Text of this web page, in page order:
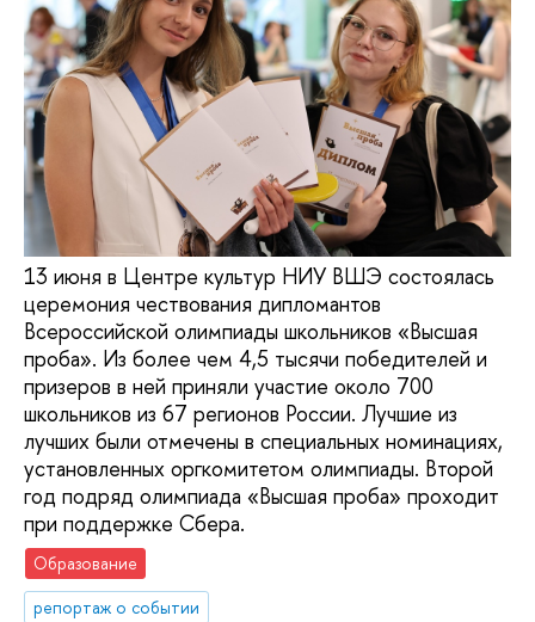
13 июня в Центре культур НИУ ВШЭ состоялась
церемония чествования дипломантов
Всероссийской олимпиады школьников «Высшая
проба». Из более чем 4,5 тысячи победителей и
призеров в ней приняли участие около 700
школьников из 67 регионов России. Лучшие из
лучших были отмечены в специальных номинациях,
установленных оргкомитетом олимпиады. Второй
год подряд олимпиада «Высшая проба» проходит
при поддержке Сбера.
Образование
репортаж о событии